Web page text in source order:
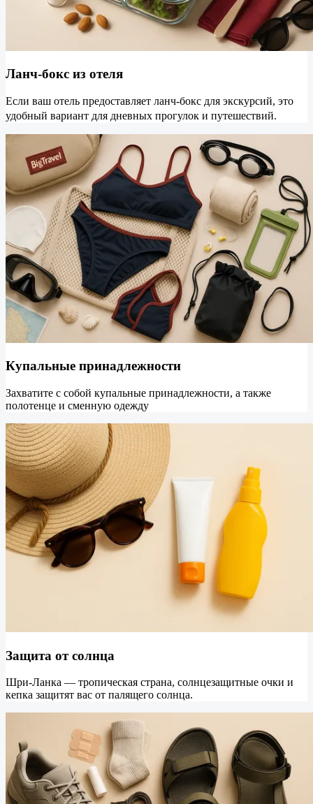
Ланч-бокс из отеля
Если ваш отель предоставляет ланч-бокс для экскурсий, это
удобный вариант для дневных прогулок и путешествий.
Купальные принадлежности
Захватите с собой купальные принадлежности, а также
полотенце и сменную одежду
Защита от солнца
Шри-Ланка — тропическая страна, солнцезащитные очки и
кепка защитят вас от палящего солнца.